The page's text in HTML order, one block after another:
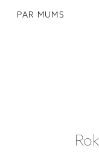
PAR MUMS